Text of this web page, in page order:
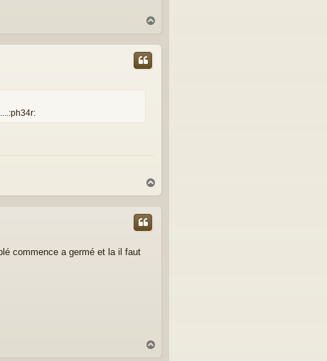
u
a
commence a germé et la il faut